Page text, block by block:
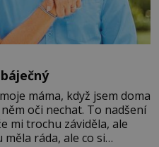
máma, když jsem doma
oči nechat. To nadšení
mi trochu záviděla, ale
ráda, ale co si